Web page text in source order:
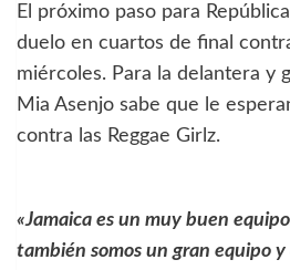
El próximo paso para
duelo en cuartos de final
miércoles. Para la delantera y
Mia Asenjo sabe que le
contra las Reggae Girlz.
«Jamaica es un muy buen
también somos un gran equipo y